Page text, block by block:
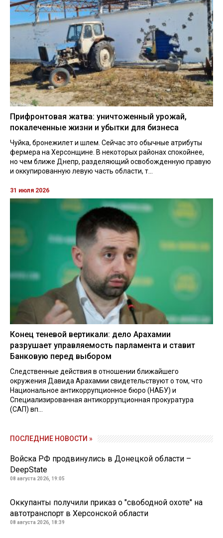
Прифронтовая жатва: уничтоженный урожай,
покалеченные жизни и убытки для бизнеса
Чуйка, бронежилет и шлем. Сейчас это обычные атрибуты
фермера на Херсонщине. В некоторых районах спокойнее,
но чем ближе Днепр, разделяющий освобожденную правую
и оккупированную левую часть области, т...
31 июля 2026
Конец теневой вертикали: дело Арахамии
разрушает управляемость парламента и ставит
Банковую перед выбором
Следственные действия в отношении ближайшего
окружения Давида Арахамии свидетельствуют о том, что
Национальное антикоррупционное бюро (НАБУ) и
Специализированная антикоррупционная прокуратура
(САП) вп...
ПОСЛЕДНИЕ НОВОСТИ »
Войска РФ продвинулись в Донецкой области –
DeepState
08 августа 2026, 19:05
Оккупанты получили приказ о "свободной охоте" на
автотранспорт в Херсонской области
08 августа 2026, 18:39